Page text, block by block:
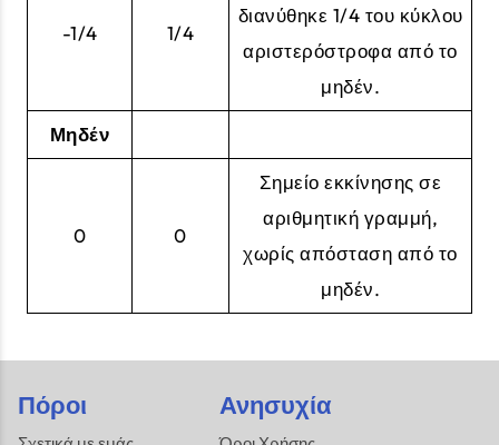
-1/4 1/4
διανύθηκε 1/4 του κύκλου
αριστερόστροφα από το
μηδέν.
Μηδέν
0 0
Σημείο εκκίνησης σε
αριθμητική γραμμή,
χωρίς απόσταση από το
μηδέν.
Πόροι Ανησυχία